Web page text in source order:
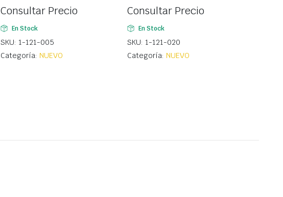
Consultar Precio
En Stock
SKU: 1-121-005
Categoría: NUEVO
Consultar Precio
En Stock
SKU: 1-121-020
Categoría: NUEVO